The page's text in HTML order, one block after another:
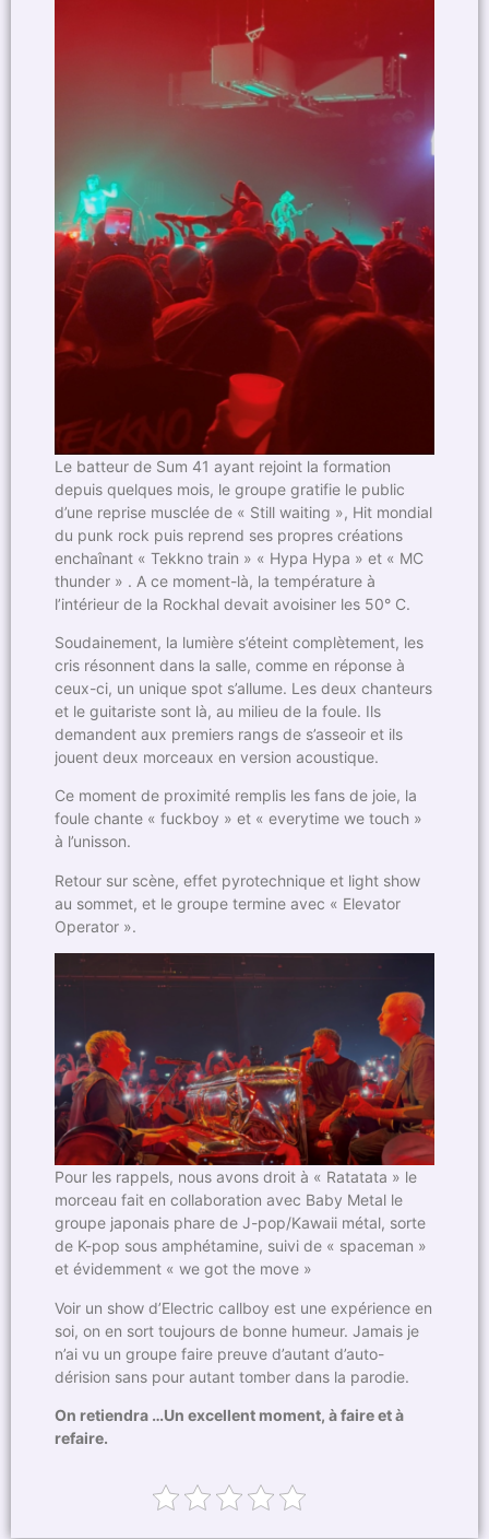
Le batteur de Sum 41 ayant rejoint la formation
depuis quelques mois, le groupe gratifie le public
d’une reprise musclée de « Still waiting », Hit mondial
du punk rock puis reprend ses propres créations
enchaînant « Tekkno train » « Hypa Hypa » et « MC
thunder » . A ce moment-là, la température à
l’intérieur de la Rockhal devait avoisiner les 50° C.
Soudainement, la lumière s’éteint complètement, les
cris résonnent dans la salle, comme en réponse à
ceux-ci, un unique spot s’allume. Les deux chanteurs
et le guitariste sont là, au milieu de la foule. Ils
demandent aux premiers rangs de s’asseoir et ils
jouent deux morceaux en version acoustique.
Ce moment de proximité remplis les fans de joie, la
foule chante « fuckboy » et « everytime we touch »
à l’unisson.
Retour sur scène, effet pyrotechnique et light show
au sommet, et le groupe termine avec « Elevator
Operator ».
Pour les rappels, nous avons droit à « Ratatata » le
morceau fait en collaboration avec Baby Metal le
groupe japonais phare de J-pop/Kawaii métal, sorte
de K-pop sous amphétamine, suivi de « spaceman »
et évidemment « we got the move »
Voir un show d’Electric callboy est une expérience en
soi, on en sort toujours de bonne humeur. Jamais je
n’ai vu un groupe faire preuve d’autant d’auto-
dérision sans pour autant tomber dans la parodie.
On retiendra …Un excellent moment, à faire et à
refaire.